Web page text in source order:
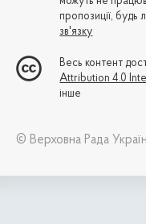
пропозиції, будь
зв'язку
Весь контент
Attribution 4.0
інше
© Верховна Рада